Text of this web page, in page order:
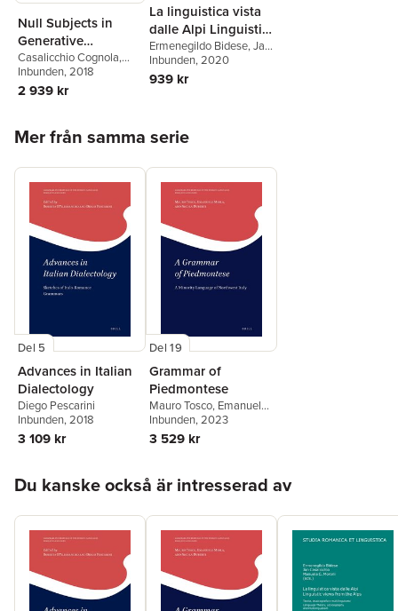
Null Subjects in
Generative
Grammar
Casalicchio Cognola,
Federica Cognola
Casalicchio
Inbunden, 2018
2 939 kr
La linguistica vista
dalle Alpi Linguistic
views from the Alps
Ermenegildo Bidese,Jan
Casalicchio,Manuela
Caterina Moroni
Inbunden, 2020
939 kr
Mer från samma serie
Del 5
Advances in Italian
Dialectology
Diego Pescarini
Inbunden, 2018
3 109 kr
Del 19
Grammar of
Piedmontese
Mauro Tosco, Emanuele
Miola,Nicola Duberti
Inbunden, 2023
3 529 kr
Du kanske också är intresserad av